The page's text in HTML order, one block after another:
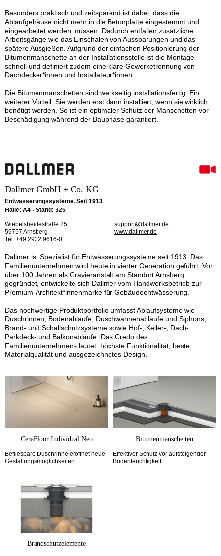
Besonders praktisch und zeitsparend ist dabei, dass die
Ablaufgehäuse nicht mehr in die Betonplatte eingestemmt und
eingearbeitet werden müssen. Dadurch entfallen zusätzliche
Arbeitsgänge wie das Einschalen von Aussparungen und das
spätere Ausgießen. Aufgrund der einfachen Positionierung der
Bitumenmanschette an der Installationsstelle ist die Montage
schnell und definiert zudem eine klare Gewerketrennung von
Dachdecker*innen und Installateur*innen.
Die Bitumenmanschetten sind werkseitig installationsfertig. Ein
weiterer Vorteil: Sie werden erst dann installiert, wenn sie wirklich
benötigt werden. So ist ein optimaler Schutz der Manschetten vor
Beschädigung während der Bauphase garantiert.
Dallmer GmbH + Co. KG
Entwässerungssysteme. Seit 1913
Halle: A4 - Stand: 325
Wiebelsheidestraße 25
59757 Arnsberg
Tel. +49 2932 9616-0
support@dallmer.de
www.dallmer.de
Dallmer ist Spezialist für Entwässerungssysteme seit 1913. Das
Familienunternehmen wird heute in vierter Generation geführt. Vor
über 100 Jahren als Gravieranstalt am Standort Arnsberg
gegründet, entwickelte sich Dallmer vom Handwerksbetrieb zur
Premium-Architekt*innenmarke für Gebäudeentwässerung.
Das hochwertige Produktportfolio umfasst Ablaufsysteme wie
Duschrinnen, Bodenabläufe, Duschwannenabläufe und Siphons,
Brand- und Schallschutzsysteme sowie Hof-, Keller-, Dach-,
Parkdeck- und Balkonabläufe. Das Credo des
Familienunternehmens lautet: höchste Funktionalität, beste
Materialqualität und ausgezeichnetes Design.
CeraFloor Individual Neo
Befliesbare Duschrinne eröffnet neue
Gestaltungsmöglichkeiten
Bitumenmanschetten
Effektiver Schutz vor aufsteigender
Bodenfeuchtigkeit
Brandschutzelemente